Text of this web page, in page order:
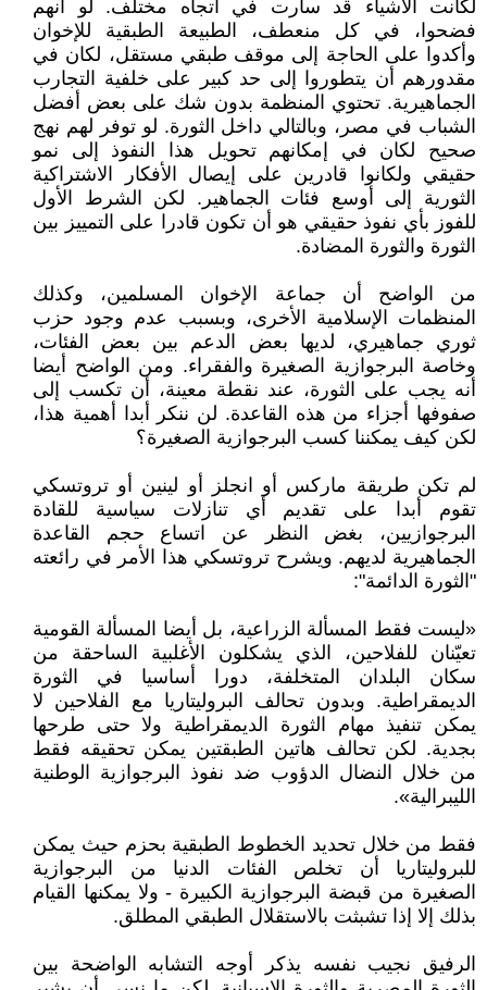
لكانت الأشياء قد سارت في اتجاه مختلف. لو أنهم
فضحوا، في كل منعطف، الطبيعة الطبقية للإخوان
وأكدوا على الحاجة إلى موقف طبقي مستقل، لكان في
مقدورهم أن يتطوروا إلى حد كبير على خلفية التجارب
الجماهيرية. تحتوي المنظمة بدون شك على بعض أفضل
الشباب في مصر، وبالتالي داخل الثورة. لو توفر لهم نهج
صحيح لكان في إمكانهم تحويل هذا النفوذ إلى نمو
حقيقي ولكانوا قادرين على إيصال الأفكار الاشتراكية
الثورية إلى أوسع فئات الجماهير. لكن الشرط الأول
للفوز بأي نفوذ حقيقي هو أن تكون قادرا على التمييز بين
الثورة والثورة المضادة.
من الواضح أن جماعة الإخوان المسلمين، وكذلك
المنظمات الإسلامية الأخرى، وبسبب عدم وجود حزب
ثوري جماهيري، لديها بعض الدعم بين بعض الفئات،
وخاصة البرجوازية الصغيرة والفقراء. ومن الواضح أيضا
أنه يجب على الثورة، عند نقطة معينة، أن تكسب إلى
صفوفها أجزاء من هذه القاعدة. لن ننكر أبدا أهمية هذا،
لكن كيف يمكننا كسب البرجوازية الصغيرة؟
لم تكن طريقة ماركس أو انجلز أو لينين أو تروتسكي
تقوم أبدا على تقديم أي تنازلات سياسية للقادة
البرجوازيين، بغض النظر عن اتساع حجم القاعدة
الجماهيرية لديهم. ويشرح تروتسكي هذا الأمر في رائعته
"الثورة الدائمة":
«ليست فقط المسألة الزراعية، بل أيضا المسألة القومية
تعيّنان للفلاحين، الذي يشكلون الأغلبية الساحقة من
سكان البلدان المتخلفة، دورا أساسيا في الثورة
الديمقراطية. وبدون تحالف البروليتاريا مع الفلاحين لا
يمكن تنفيذ مهام الثورة الديمقراطية ولا حتى طرحها
بجدية. لكن تحالف هاتين الطبقتين يمكن تحقيقه فقط
من خلال النضال الدؤوب ضد نفوذ البرجوازية الوطنية
الليبرالية».
فقط من خلال تحديد الخطوط الطبقية بحزم حيث يمكن
للبروليتاريا أن تخلص الفئات الدنيا من البرجوازية
الصغيرة من قبضة البرجوازية الكبيرة - ولا يمكنها القيام
بذلك إلا إذا تشبثت بالاستقلال الطبقي المطلق.
الرفيق نجيب نفسه يذكر أوجه التشابه الواضحة بين